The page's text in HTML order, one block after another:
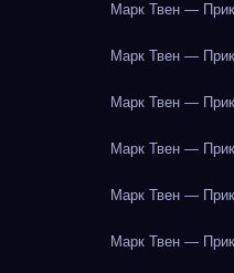
Марк Твен —
Марк Твен —
Марк Твен —
Марк Твен —
Марк Твен —
Марк Твен —